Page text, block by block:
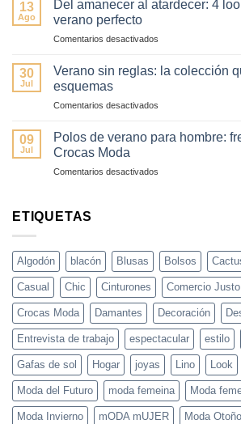
elegante
a
13
Ago
Del amanecer al atardecer: 4
verano perfecto
Comentarios desactivados
amanecer
para
30
Jul
Verano sin reglas: la colección
esquemas
Comentarios desactivados
09
Jul
Polos de verano para hombre:
Crocas Moda
Comentarios desactivados
frescura
estilo
con
Crocas
Moda
ETIQUETAS
Algodón blacón Blusas Bolsos
Casual Chic Cinturones Comercio Justo
Crocas Moda Damantes Decoración
Entrevista de trabajo espectacular estilo
Gafas de sol Hogar joyas Lino Look
Moda del Futuro moda femeina Moda
Moda Invierno mODA mUJER Moda Otoño